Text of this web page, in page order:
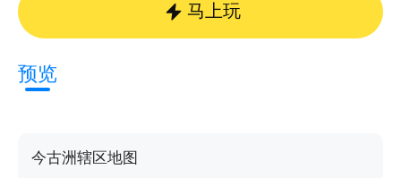
马上玩
预览
今古洲辖区地图